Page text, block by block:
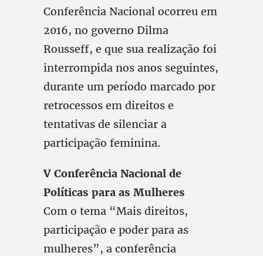
Conferência Nacional ocorreu em
2016, no governo Dilma
Rousseff, e que sua realização foi
interrompida nos anos seguintes,
durante um período marcado por
retrocessos em direitos e
tentativas de silenciar a
participação feminina.
V Conferência Nacional de
Políticas para as Mulheres
Com o tema “Mais direitos,
participação e poder para as
mulheres”, a conferência